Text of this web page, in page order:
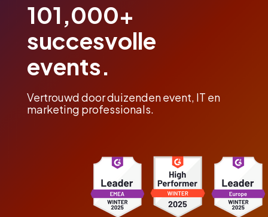
101,000+
succesvolle
events.
Vertrouwd door duizenden event, IT en
marketing professionals.